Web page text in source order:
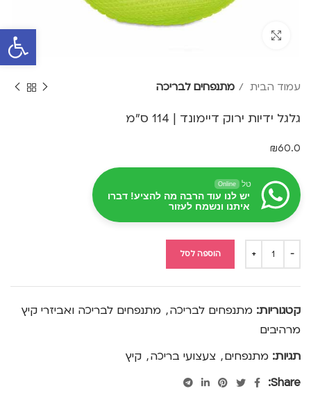
פתח
עמוד הבית מתנפחים לבריכה
גלגל ידיות ירוק דיימונד | 114 ס"מ
₪60.0
טל Online
יש לנו עוד הרבה מה להציע! דברו
איתנו ונשמח לעזור
הוספה לסל
קטגוריות: מתנפחים לבריכה, מתנפחים לבריכה ואביזרי קיץ
מרהיבים
תגיות: מתנפחים, צעצועי בריכה, קיץ
Share: